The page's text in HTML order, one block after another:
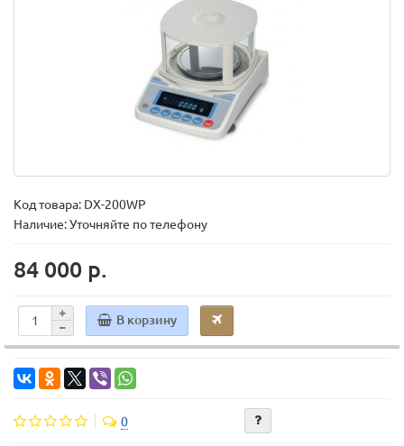
Код товара: DX-200WP
Наличие: Уточняйте по телефону
84 000 р.
В корзину
0